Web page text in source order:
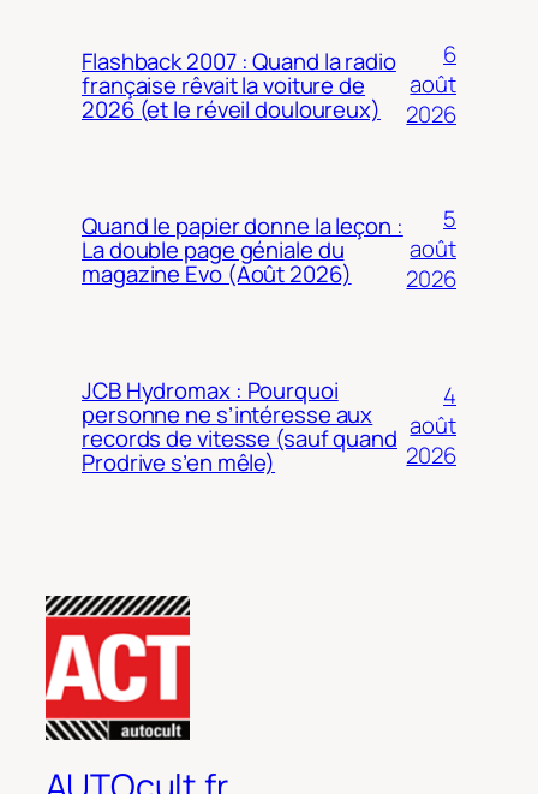
Flashback 2007 : Quand la radio
française rêvait la voiture de
2026 (et le réveil douloureux)
6
août
2026
Quand le papier donne la leçon :
La double page géniale du
magazine Evo (Août 2026)
5
août
2026
JCB Hydromax : Pourquoi
personne ne s’intéresse aux
records de vitesse (sauf quand
Prodrive s’en mêle)
4
août
2026